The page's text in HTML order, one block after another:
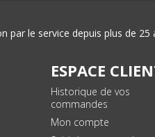
par le service depuis plus de
ESPACE
Historique de vos
commandes
Mon compte